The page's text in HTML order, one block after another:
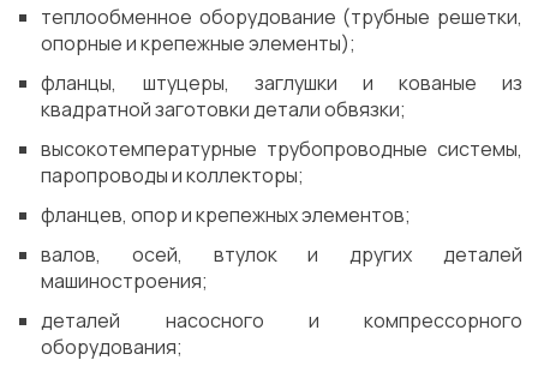
теплообменное оборудование (трубные решетки,
опорные и крепежные элементы);
фланцы, штуцеры, заглушки и кованые из
квадратной заготовки детали обвязки;
высокотемпературные трубопроводные системы,
паропроводы и коллекторы;
фланцев, опор и крепежных элементов;
валов, осей, втулок и других деталей
машиностроения;
деталей насосного и компрессорного
оборудования;